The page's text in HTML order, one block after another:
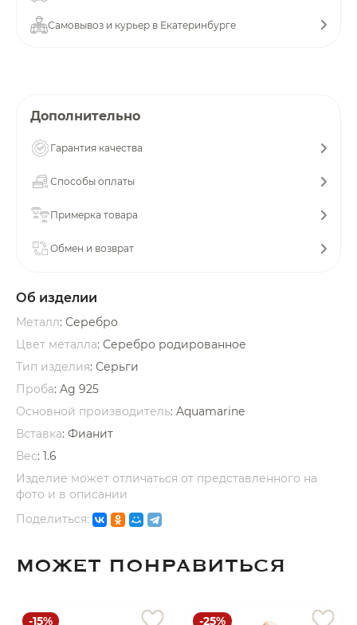
Самовывоз и курьер в Екатеринбурге
Дополнительно
Гарантия качества
Способы оплаты
Примерка товара
Обмен и возврат
Об изделии
Металл: Серебро
Цвет металла: Серебро родированное
Тип изделия: Серьги
Проба: Ag 925
Основной производитель: Aquamarine
Вставка: Фианит
Вес: 1.6
Изделие может отличаться от представленного на
фото и в описании
Поделиться:
МОЖЕТ ПОНРАВИТЬСЯ
-15%
-25%
об оплате Плайтом
недели
раз в 2 недели
8 800 302-02-51